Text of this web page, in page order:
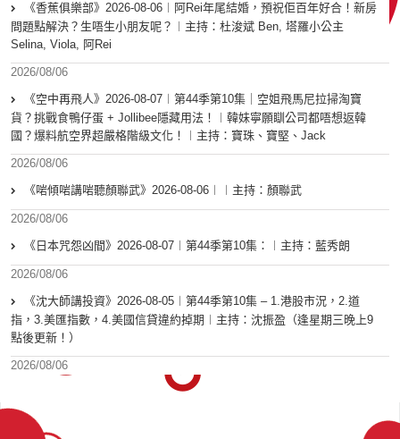
《香蕉俱樂部》2026-08-06︱阿Rei年尾結婚，預祝佢百年好合！新房
問題點解決？生唔生小朋友呢？︱主持：杜浚斌 Ben, 塔羅小公主
Selina, Viola, 阿Rei
2026/08/06
《空中再飛人》2026-08-07︱第44季第10集｜空姐飛馬尼拉掃淘寶
貨？挑戰食鴨仔蛋 + Jollibee隱藏用法！︱韓妹寧願瞓公司都唔想返韓
國？爆料航空界超嚴格階級文化！︱主持：寶珠、寶堅、Jack
2026/08/06
《啱傾啱講啱聽顏聯武》2026-08-06︱︱主持：顏聯武
2026/08/06
《日本咒怨凶間》2026-08-07︱第44季第10集：︱主持：藍秀朗
2026/08/06
《沈大師講投資》2026-08-05︱第44季第10集 – 1.港股市況，2.道
指，3.美匯指數，4.美國信貸違約掉期︱主持：沈振盈（逢星期三晚上9
點後更新！）
2026/08/06